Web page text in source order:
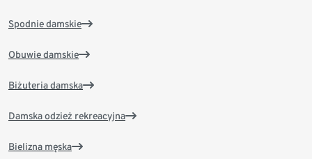
Spodnie damskie
Obuwie damskie
Biżuteria damska
Damska odzież rekreacyjna
Bielizna męska